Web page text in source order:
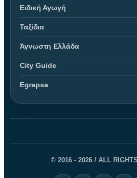
Ειδική Αγωγή
Ταξίδια
Άγνωστη Ελλάδα
City Guide
Egrapsa
© 2016 - 2026 / ALL